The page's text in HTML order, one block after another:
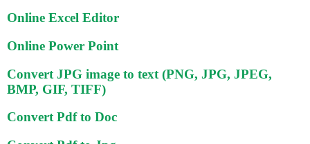
Online Excel Editor
Online Power Point
Convert JPG image to text (PNG, JPG, JPEG,
BMP, GIF, TIFF)
Convert Pdf to Doc